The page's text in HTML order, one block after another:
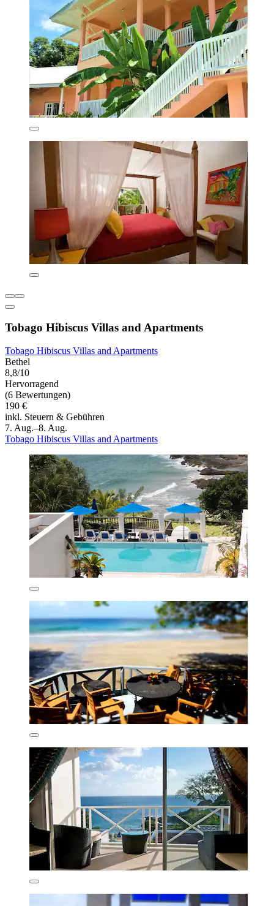
Tobago Hibiscus Villas and Apartments
Tobago Hibiscus Villas and Apartments
Bethel
8,8/10
Hervorragend
(6 Bewertungen)
190 €
inkl. Steuern & Gebühren
7. Aug.–8. Aug.
Tobago Hibiscus Villas and Apartments